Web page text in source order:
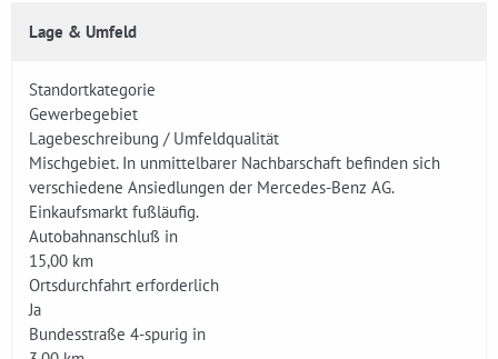
Lage & Umfeld
Standortkategorie
Gewerbegebiet
Lagebeschreibung / Umfeldqualität
Mischgebiet. In unmittelbarer Nachbarschaft befinden sich
verschiedene Ansiedlungen der Mercedes-Benz AG.
Einkaufsmarkt fußläufig.
Autobahnanschluß in
15,00 km
Ortsdurchfahrt erforderlich
Ja
Bundesstraße 4-spurig in